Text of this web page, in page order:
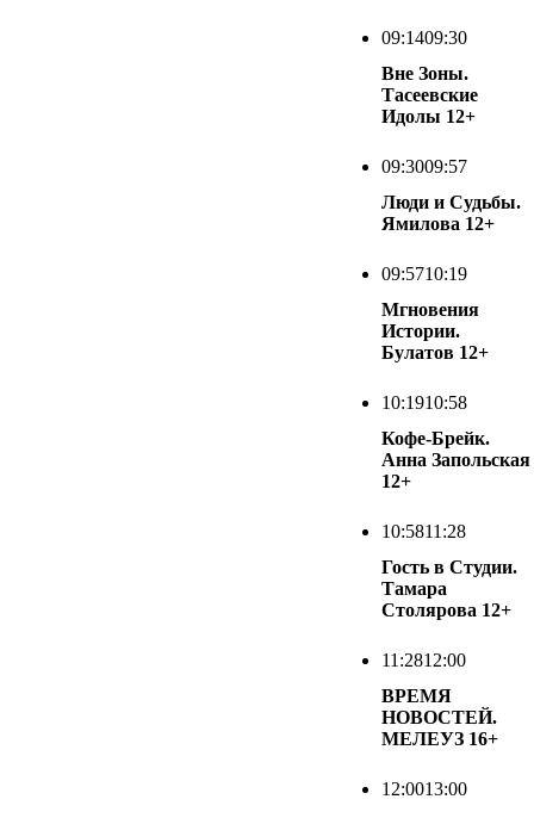
09:1409:30
Вне Зоны.
Тасеевские
Идолы 12+
09:3009:57
Люди и Судьбы.
Ямилова 12+
09:5710:19
Мгновения
Истории.
Булатов 12+
10:1910:58
Кофе-Брейк.
Анна Запольская
12+
10:5811:28
Гость в Студии.
Тамара
Столярова 12+
11:2812:00
ВРЕМЯ
НОВОСТЕЙ.
МЕЛЕУЗ 16+
12:0013:00